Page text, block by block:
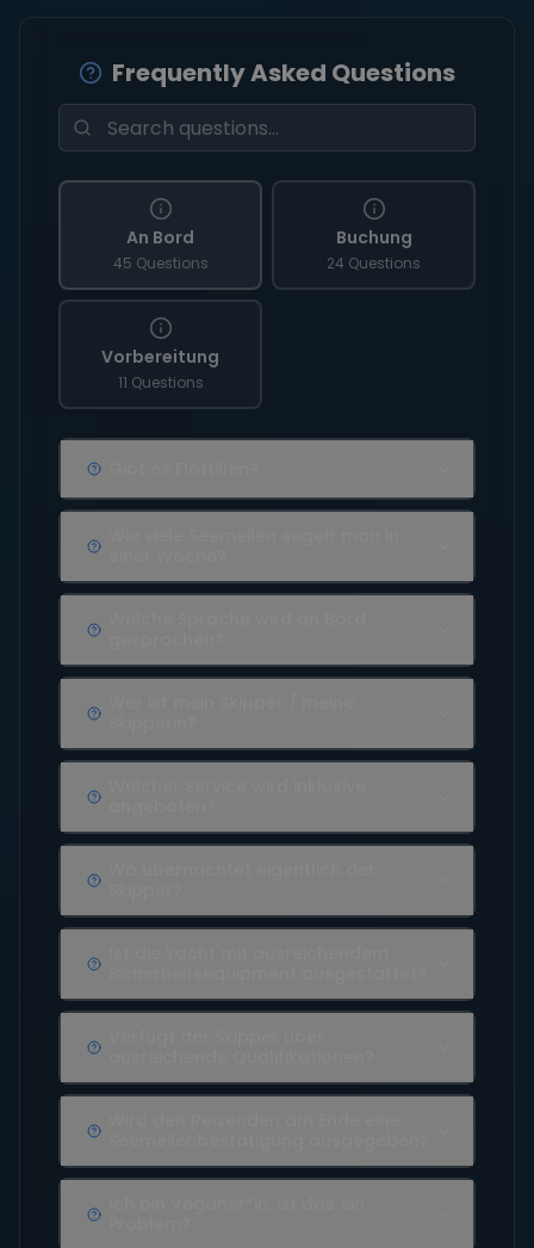
Frequently Asked Questions
An Bord
45 Questions
Buchung
24 Questions
Vorbereitung
11 Questions